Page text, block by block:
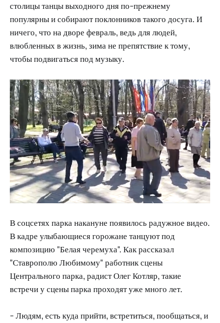
столицы танцы выходного дня по-прежнему
популярны и собирают поклонников такого досуга. И
ничего, что на дворе февраль, ведь для людей,
влюбленных в жизнь, зима не препятствие к тому,
чтобы подвигаться под музыку.
В соцсетях парка накануне появилось радужное видео.
В кадре улыбающиеся горожане танцуют под
композицию "Белая черемуха". Как рассказал
"Ставрополю Любимому" работник сцены
Центрального парка, радист Олег Котляр, такие
встречи у сцены парка проходят уже много лет.
- Людям, есть куда прийти, встретиться, пообщаться, и